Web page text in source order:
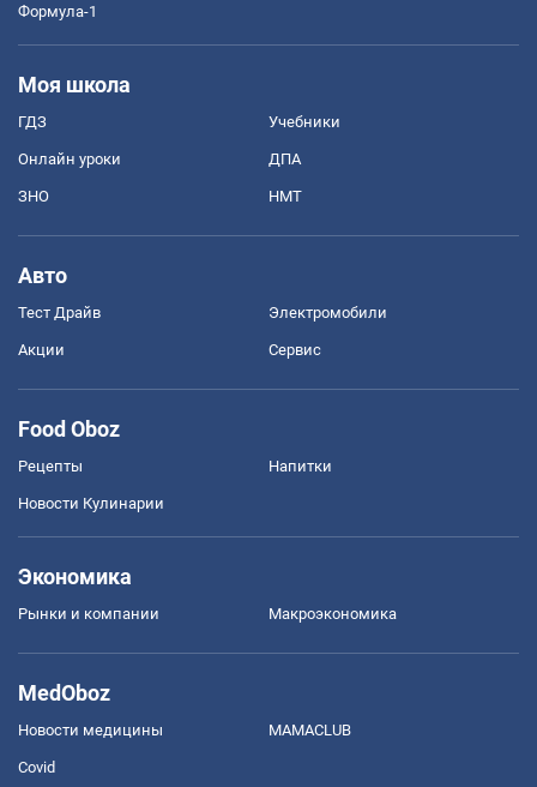
Формула-1
Моя школа
ГДЗ Учебники
Онлайн уроки ДПА
ЗНО НМТ
Авто
Тест Драйв Электромобили
Акции Сервис
Food Oboz
Рецепты Напитки
Новости Кулинарии
Экономика
Рынки и компании Mакроэкономика
MedOboz
Новости медицины MAMACLUB
Covid